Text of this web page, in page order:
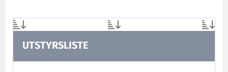
UTSTYRSLISTE